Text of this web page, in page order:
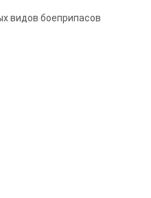
видов боеприпасов